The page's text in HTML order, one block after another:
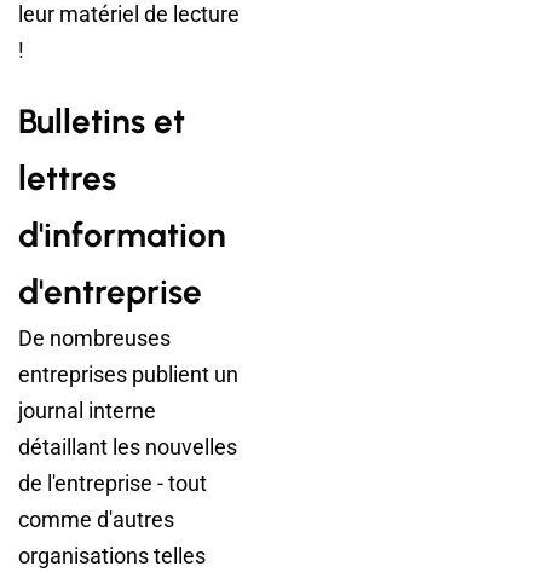
leur matériel de lecture
!
Bulletins et
lettres
d'information
d'entreprise
De nombreuses
entreprises publient un
journal interne
détaillant les nouvelles
de l'entreprise - tout
comme d'autres
organisations telles